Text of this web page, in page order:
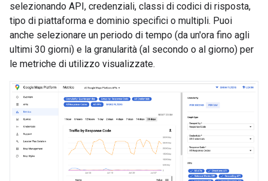
selezionando API, credenziali, classi di codici di risposta,
tipo di piattaforma e dominio specifici o multipli. Puoi
anche selezionare un periodo di tempo (da un'ora fino agli
ultimi 30 giorni) e la granularità (al secondo o al giorno) per
le metriche di utilizzo visualizzate.